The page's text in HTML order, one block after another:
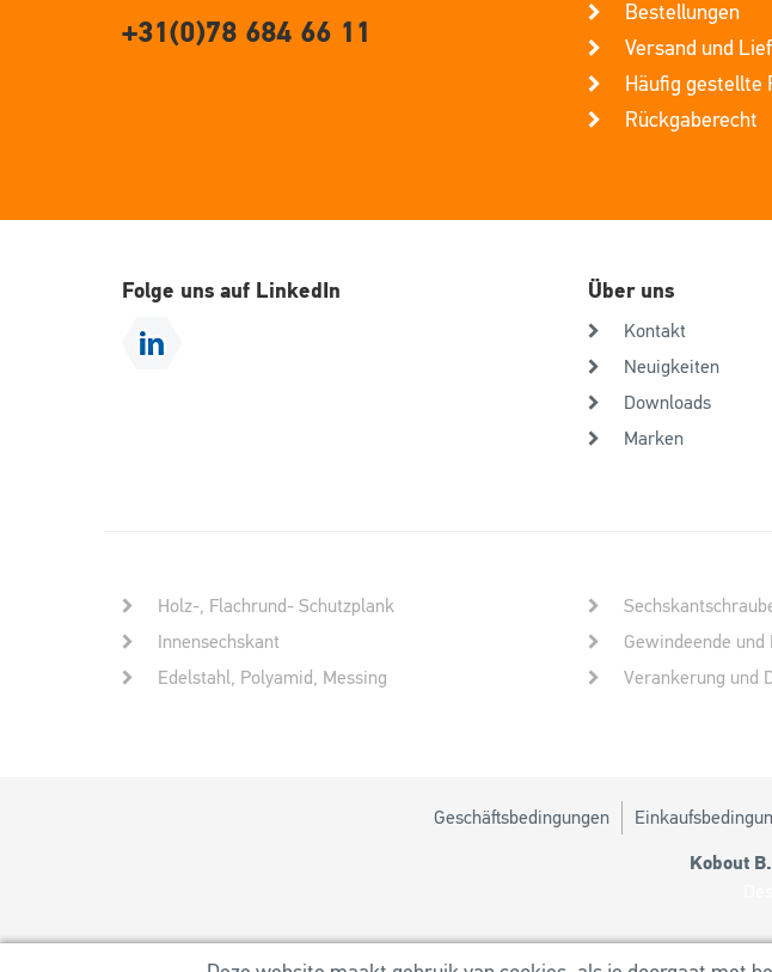
+31(0)78 684 66 11
Bestellungen
Versand und
Häufig gestellte
Rückgaberecht
Folge uns auf LinkedIn Über uns
Kontakt
Neuigkeiten
Downloads
Marken
Holz-, Flachrund- Schutzplank
Innensechskant
Edelstahl, Polyamid, Messing
Gewindeende und
Verankerung und
Geschäftsbedingungen
Kobout